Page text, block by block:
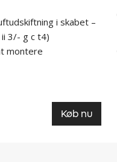
i skabet –
3/- g c t4)
montere
Køb nu